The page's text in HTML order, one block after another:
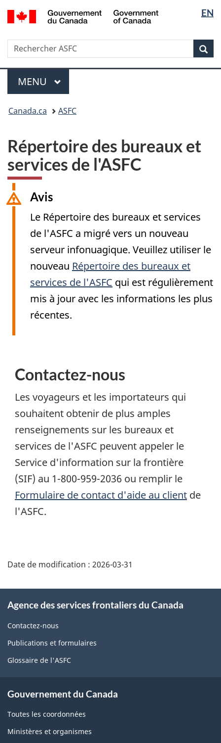
Passer
au
Passer
à
HTML
simplifiée
la
langue
EN
Recherche
Rechercher
ASFC
Menu
MENU PRINCIPAL
êtes
Canada.ca ASFC
Répertoire des bureaux et
services de l'ASFC
Avis
Le Répertoire des bureaux et services
de l'ASFC a migré vers un nouveau
serveur infonuagique. Veuillez utiliser le
nouveau Répertoire des bureaux et
services de l'ASFC qui est régulièrement
mis à jour avec les informations les plus
récentes.
Contactez-nous
Les voyageurs et les importateurs qui
souhaitent obtenir de plus amples
renseignements sur les bureaux et
services de l'ASFC peuvent appeler le
Service d'information sur la frontière
(SIF) au 1-800-959-2036 ou remplir le
Formulaire de contact d'aide au client de
l'ASFC.
de
page
Date de modification : 2026-03-31
propos
de
ce
Agence des services frontaliers du Canada
Contactez-nous
Publications et formulaires
Glossaire de l'ASFC
Gouvernement du Canada
Toutes les coordonnées
Ministères et organismes